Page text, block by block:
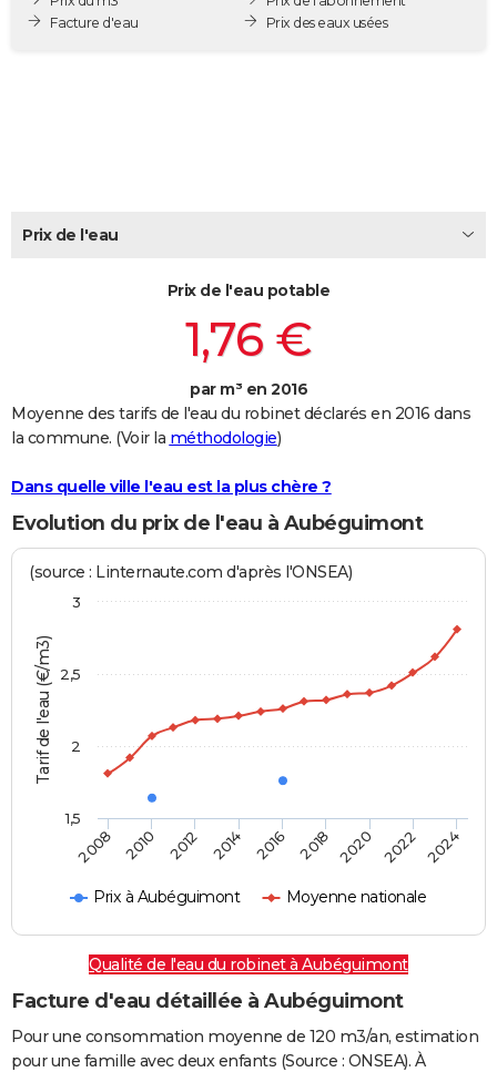
Destinations
City break
Voyage nature
Voyage de noces
Forum
Climat
PHOTO
Dictionnaire
Biographies
Citations
Expressions
Proverbes
Bricolage
Lifestyle
Culture
Sport
Auto
Television
Voyage
Cinema
Facture d'eau
Prix des eaux usées
Prix de l'eau
Prix de l'eau potable
1,76 €
par m³ en 2016
Moyenne des tarifs de l'eau du robinet déclarés en 2016 dans
la commune. (Voir la méthodologie)
Dans quelle ville l'eau est la plus chère ?
Evolution du prix de l'eau à Aubéguimont
Tarif de l'eau (€/m3)
(source : Linternaute.com d'après l'ONSEA)
Prix à Aubéguimont Moyenne nationale
2008 2010 2012 2014 2016 2018 2020 2022 2024
1,5
2
2,5
3
Qualité de l'eau du robinet à Aubéguimont
Facture d'eau détaillée à Aubéguimont
Pour une consommation moyenne de 120 m3/an, estimation
pour une famille avec deux enfants (Source : ONSEA). À